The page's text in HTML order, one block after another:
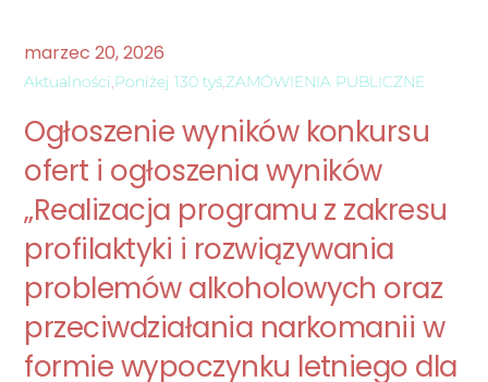
marzec 20,2026
Aktualności,Poniżej 130 tyś,ZAMÓWIENIA PUBLICZNE
Ogłoszenie wyników konkursu
ofert i ogłoszenia wyników
„Realizacja programu z zakresu
profilaktyki i rozwiązywania
problemów alkoholowych oraz
przeciwdziałania narkomanii w
formie wypoczynku letniego dla